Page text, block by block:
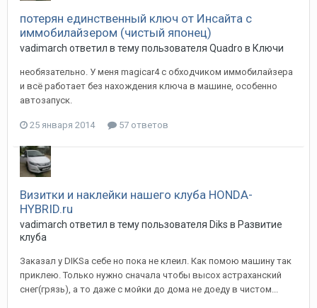
потерян единственный ключ от Инсайта с
иммобилайзером (чистый японец)
vadimarch ответил в тему пользователя Quadro в Ключи
необязательно. У меня magicar4 c обходчиком иммобилайзера
и всё работает без нахождения ключа в машине, особенно
автозапуск.
25 января 2014 57 ответов
Визитки и наклейки нашего клуба HONDA-
HYBRID.ru
vadimarch ответил в тему пользователя Diks в Развитие
клуба
Заказал у DIKSa себе но пока не клеил. Как помою машину так
приклею. Только нужно сначала чтобы высох астраханский
снег(грязь), а то даже с мойки до дома не доеду в чистом...